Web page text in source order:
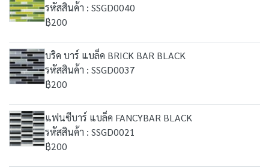
รหัสสินค้า : SSGD0040
฿200
บริค บาร์ แบล็ค BRICK BAR BLACK
รหัสสินค้า : SSGD0037
฿200
แฟนซีบาร์ แบล็ค FANCYBAR BLACK
รหัสสินค้า : SSGD0021
฿200